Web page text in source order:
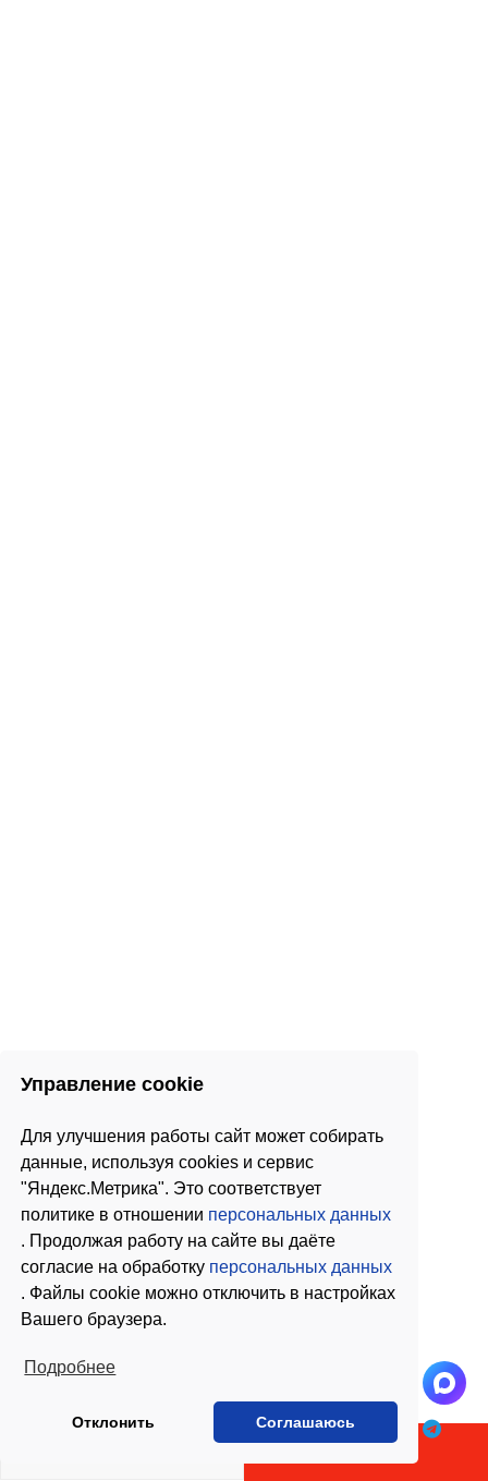
Управление cookie
Для улучшения работы сайт может собирать
данные, используя cookies и сервис
"Яндекс.Метрика". Это соответствует
политике в отношении персональных данных
. Продолжая работу на сайте вы даёте
согласие на обработку персональных данных
. Файлы cookie можно отключить в настройках
Вашего браузера.
Подробнее
Отклонить
Соглашаюсь